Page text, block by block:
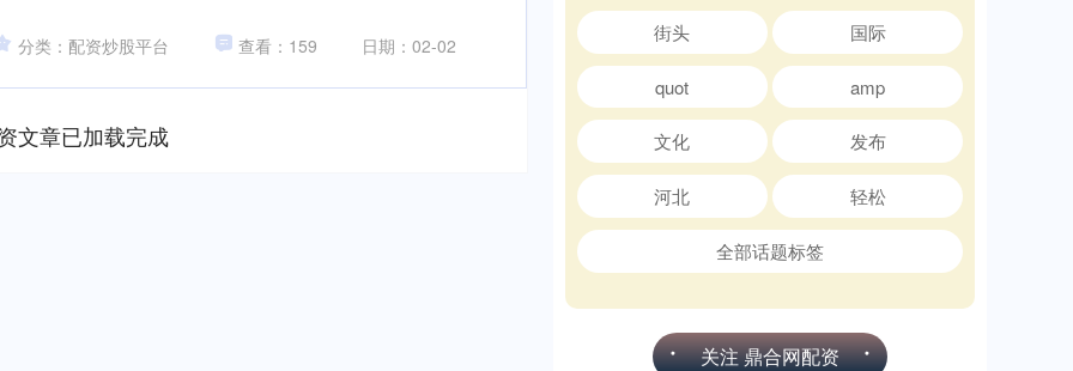
分类：配资炒股平台 查看：159 日期：02-02
文章已加载完成
街头 国际
quot amp
文化 发布
河北 轻松
全部话题标签
关注 鼎合网配资